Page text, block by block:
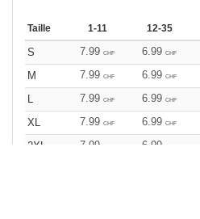
Taille 1-11 12-35
S 7.99 CHF 6.99 CHF
M
7.99 CHF 6.99 CHF
L
7.99 CHF 6.99 CHF
XL
7.99 CHF 6.99 CHF
2XL
7.99 6.99